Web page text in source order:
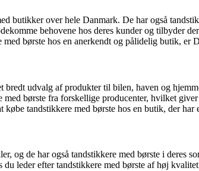
butikker over hele Danmark. De har også
behovene hos deres kunder og tilbyder
børste hos en anerkendt og pålidelig butik, er
udvalg af produkter til bilen, haven og
børste fra forskellige producenter, hvilket
tandstikkere med børste hos en butik, der
og de har også tandstikkere med børste i
leder efter tandstikkere med børste af høj